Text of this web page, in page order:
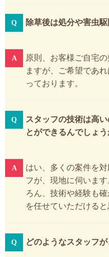
除草後は処分や害虫
原則、お客様ご自宅
ますが、ご希望であ
っております。
スタッフの技術は高
とができるんでしょう
はい、多くの案件を
フが、現地に伺いま
ろん、技術や経験も
を任せていただけると
どのようなスタッフ